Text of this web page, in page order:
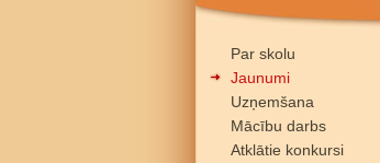
Par skolu
Jaunumi
Uzņemšana
Mācību darbs
Atklātie konkursi